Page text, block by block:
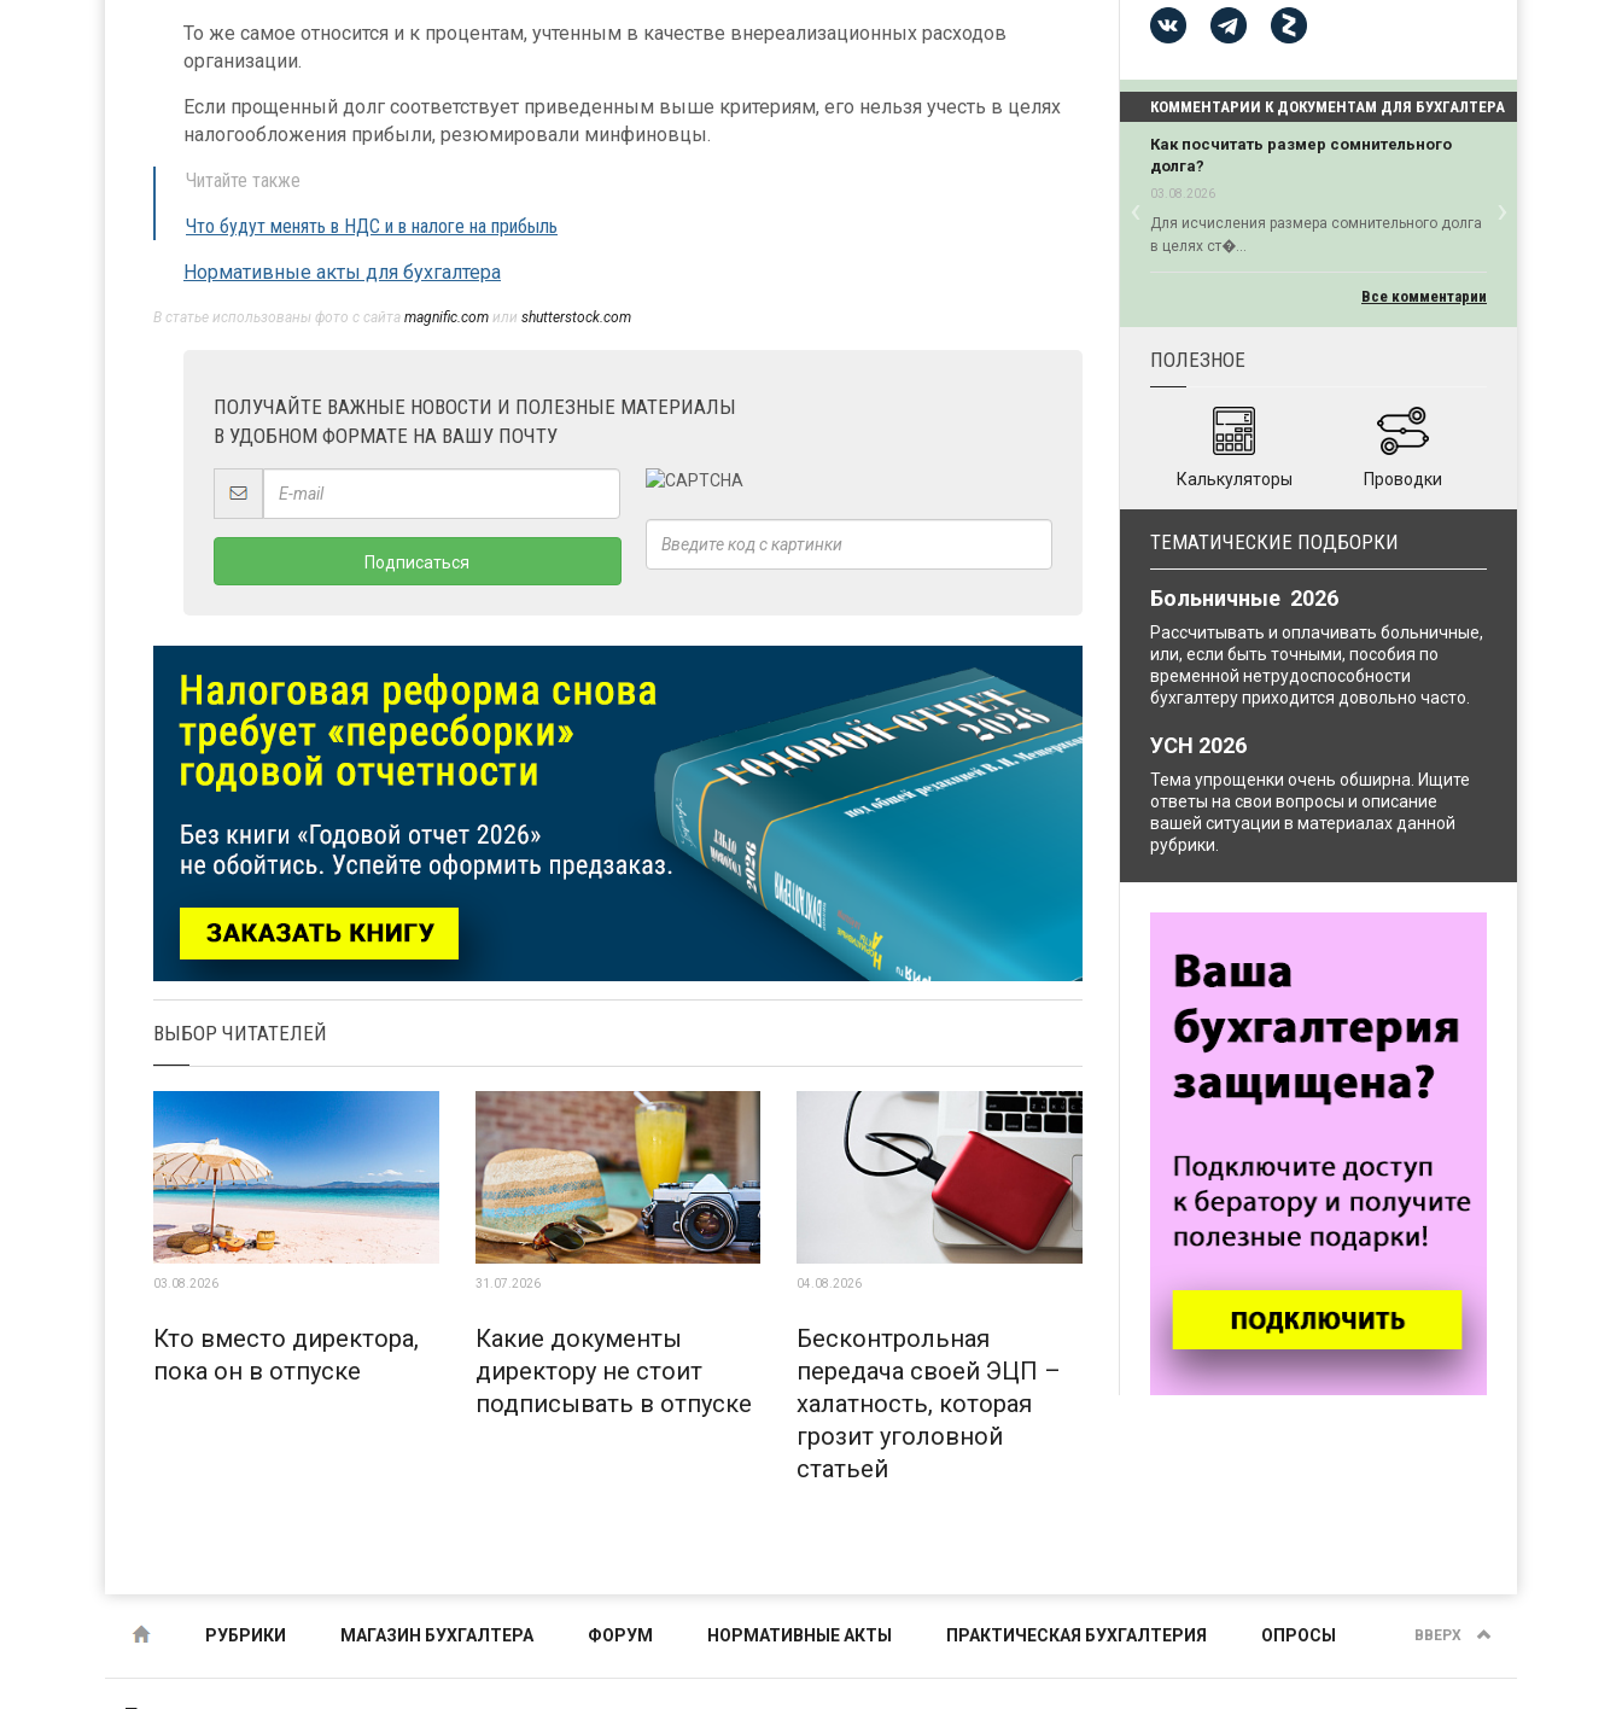
То же самое относится и к процентам, учтенным в качестве внереализационных расходов
организации.
Если прощенный долг соответствует приведенным выше критериям, его нельзя учесть в целях
налогообложения прибыли, резюмировали минфиновцы.
Читайте также
Что будут менять в НДС и в налоге на прибыль
Нормативные акты для бухгалтера
В статье использованы фото с сайта magnific.com или shutterstock.com
ПОЛУЧАЙТЕ ВАЖНЫЕ НОВОСТИ И ПОЛЕЗНЫЕ МАТЕРИАЛЫ
В УДОБНОМ ФОРМАТЕ НА ВАШУ ПОЧТУ
ВЫБОР ЧИТАТЕЛЕЙ
03.08.2026
Кто вместо директора,
пока он в отпуске
31.07.2026
Какие документы
директору не стоит
подписывать в отпуске
04.08.2026
Бесконтрольная
передача своей ЭЦП –
халатность, которая
грозит уголовной
статьей
КОММЕНТАРИИ К ДОКУМЕНТАМ ДЛЯ БУХГАЛТЕРА
Как посчитать размер сомнительного
долга?
03.08.2026
Для исчисления размера сомнительного долга
в целях ст�...
‹Previous ›Next
Все комментарии
ПОЛЕЗНОЕ
Калькуляторы Проводки
ТЕМАТИЧЕСКИЕ ПОДБОРКИ
Больничные 2026
Рассчитывать и оплачивать больничные,
или, если быть точными, пособия по
временной нетрудоспособности
бухгалтеру приходится довольно часто.
УСН 2026
Тема упрощенки очень обширна. Ищите
ответы на свои вопросы и описание
вашей ситуации в материалах данной
рубрики.
РУБРИКИ МАГАЗИН БУХГАЛТЕРА ФОРУМ НОРМАТИВНЫЕ АКТЫ ПРАКТИЧЕСКАЯ БУХГАЛТЕРИЯ ОПРОСЫ ВВЕРХ